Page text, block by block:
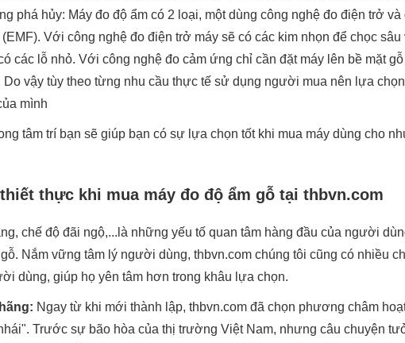
phá hủy: Máy đo độ ẩm có 2 loại, một dùng công nghệ đo điện trở
Với công nghệ đo điện trở máy sẽ có các kim nhọn để chọc sâu
các lỗ nhỏ. Với công nghệ đo cảm ứng chỉ cần đặt máy lên bề mặt
Do vậy tùy theo từng nhu cầu thực tế sử dụng người mua nên lựa
mình
tâm trí bạn sẽ giúp bạn có sự lựa chọn tốt khi mua máy dùng cho
thực khi mua máy đo độ ẩm gỗ tại thbvn.com
chế độ đãi ngộ,...là những yếu tố quan tâm hàng đầu của người
Nắm vững tâm lý người dùng, thbvn.com chúng tôi cũng có nhiều
dùng, giúp họ yên tâm hơn trong khâu lựa chọn.
Ngay từ khi mới thành lập, thbvn.com đã chọn phương châm
Trước sự bão hòa của thị trường Việt Nam, nhưng câu chuyện